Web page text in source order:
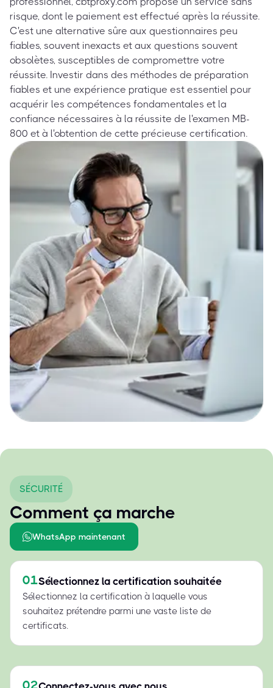
risque, dont le paiement est effectué après la réussite.
C'est une alternative sûre aux questionnaires peu
fiables, souvent inexacts et aux questions souvent
obsolètes, susceptibles de compromettre votre
réussite. Investir dans des méthodes de préparation
fiables et une expérience pratique est essentiel pour
acquérir les compétences fondamentales et la
confiance nécessaires à la réussite de l'examen MB-
800 et à l'obtention de cette précieuse certification.
SÉCURITÉ
Comment ça marche
WhatsApp maintenant
01Sélectionnez la certification souhaitée
Sélectionnez la certification à laquelle vous
souhaitez prétendre parmi une vaste liste de
certificats.
02